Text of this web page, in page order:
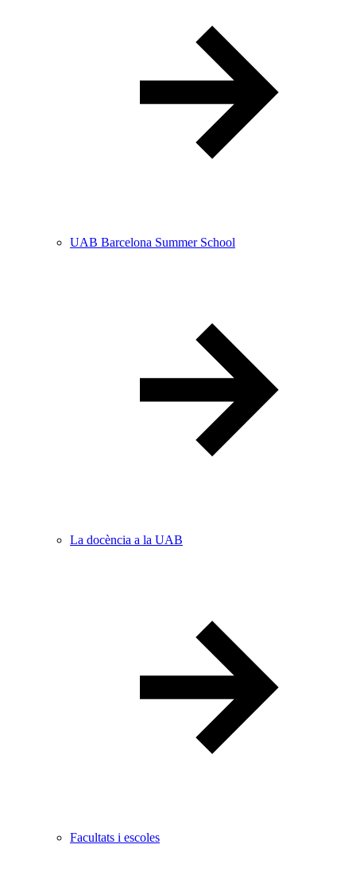
UAB Barcelona Summer School
La docència a la UAB
Facultats i escoles